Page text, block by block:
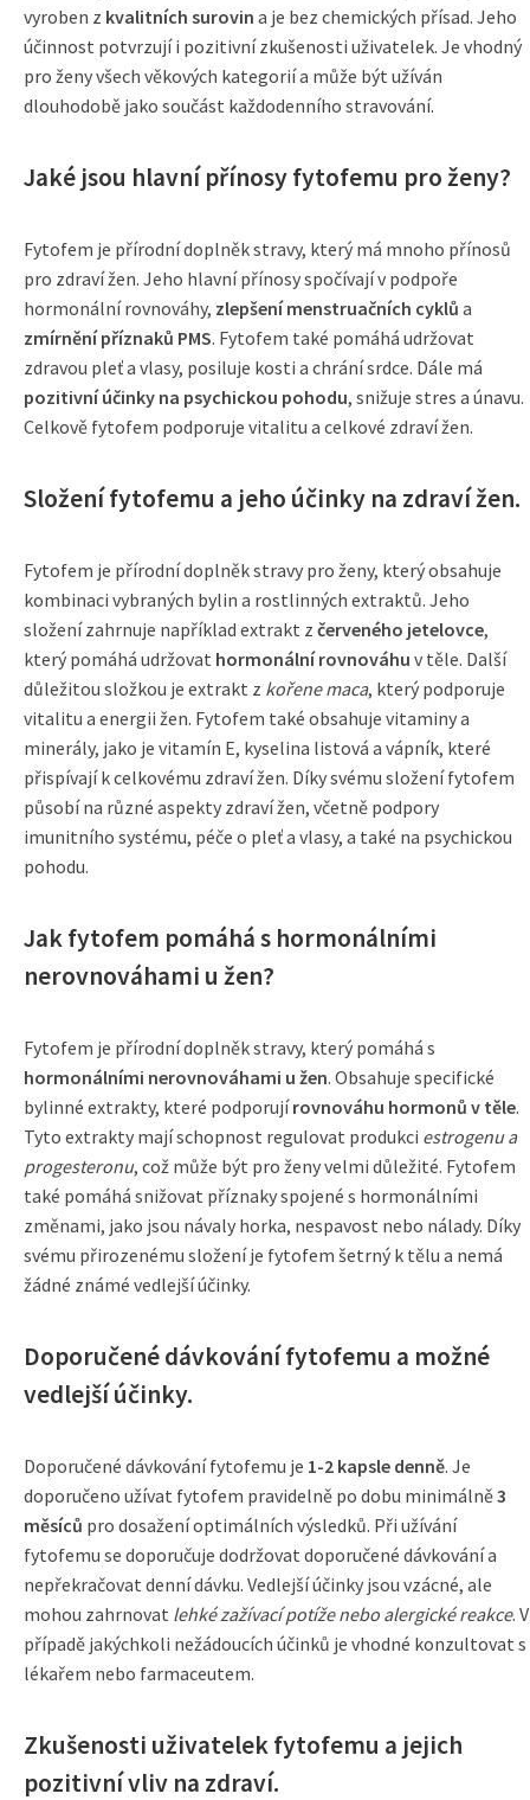
vyroben z kvalitních surovin a je bez chemických přísad. Jeho
účinnost potvrzují i pozitivní zkušenosti uživatelek. Je vhodný
pro ženy všech věkových kategorií a může být užíván
dlouhodobě jako součást každodenního stravování.
Jaké jsou hlavní přínosy fytofemu pro ženy?
Fytofem je přírodní doplněk stravy, který má mnoho přínosů
pro zdraví žen. Jeho hlavní přínosy spočívají v podpoře
hormonální rovnováhy, zlepšení menstruačních cyklů a
zmírnění příznaků PMS. Fytofem také pomáhá udržovat
zdravou pleť a vlasy, posiluje kosti a chrání srdce. Dále má
pozitivní účinky na psychickou pohodu, snižuje stres a únavu.
Celkově fytofem podporuje vitalitu a celkové zdraví žen.
Složení fytofemu a jeho účinky na zdraví žen.
Fytofem je přírodní doplněk stravy pro ženy, který obsahuje
kombinaci vybraných bylin a rostlinných extraktů. Jeho
složení zahrnuje například extrakt z červeného jetelovce,
který pomáhá udržovat hormonální rovnováhu v těle. Další
důležitou složkou je extrakt z kořene maca, který podporuje
vitalitu a energii žen. Fytofem také obsahuje vitaminy a
minerály, jako je vitamín E, kyselina listová a vápník, které
přispívají k celkovému zdraví žen. Díky svému složení fytofem
působí na různé aspekty zdraví žen, včetně podpory
imunitního systému, péče o pleť a vlasy, a také na psychickou
pohodu.
Jak fytofem pomáhá s hormonálními
nerovnováhami u žen?
Fytofem je přírodní doplněk stravy, který pomáhá s
hormonálními nerovnováhami u žen. Obsahuje specifické
bylinné extrakty, které podporujírovnováhu hormonů v těle.
Tyto extrakty mají schopnost regulovat produkci estrogenu a
progesteronu, což může být pro ženy velmi důležité. Fytofem
také pomáhá snižovat příznaky spojené s hormonálními
změnami, jako jsou návaly horka, nespavost nebo nálady. Díky
svému přirozenému složení je fytofem šetrný k tělu a nemá
žádné známé vedlejší účinky.
Doporučené dávkování fytofemu a možné
vedlejší účinky.
Doporučené dávkování fytofemu je 1-2 kapsle denně. Je
doporučeno užívat fytofem pravidelně po dobu minimálně3
měsíců pro dosažení optimálních výsledků. Při užívání
fytofemu se doporučuje dodržovat doporučené dávkování a
nepřekračovat denní dávku. Vedlejší účinky jsou vzácné, ale
mohou zahrnovat lehké zažívací potíže nebo alergické reakce. V
případě jakýchkoli nežádoucích účinků je vhodné konzultovat s
lékařem nebo farmaceutem.
Zkušenosti uživatelek fytofemu a jejich
pozitivní vliv na zdraví.